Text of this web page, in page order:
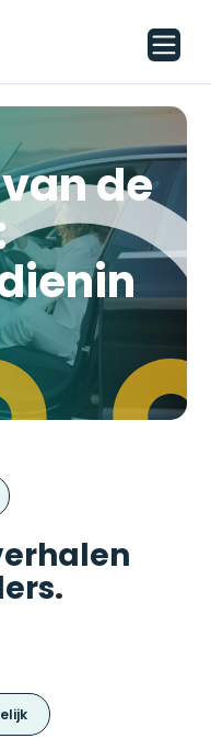
de